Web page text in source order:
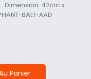
Dimension: 42cm x
BAE1-AAD
Panier